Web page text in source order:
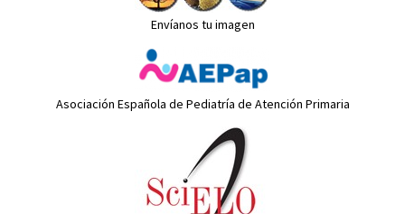
Envíanos tu imagen
Asociación Española de Pediatría de Atención Primaria